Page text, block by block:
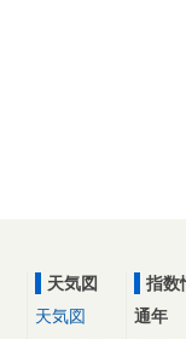
天気図
天気図
指数
通年